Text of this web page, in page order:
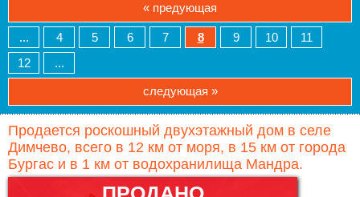
Расширенный поиск
« предующая
... 4 5 6 7 8 9 10
11
12
...
следующая »
Продается роскошный двухэтажный дом в селе
Димчево, всего в 12 км от моря, в 15 км от города
Бургас и в 1 км от водохранилища Мандра.